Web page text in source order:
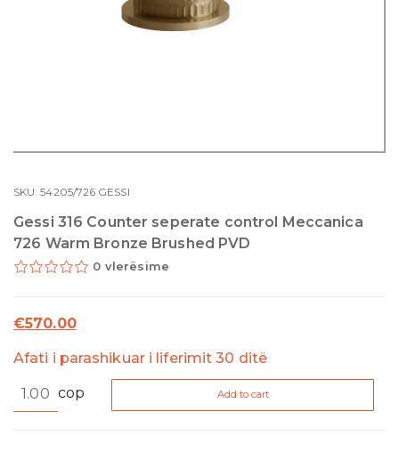
SKU:54205/726 GESSI
Gessi 316 Counter seperate control Meccanica
726 Warm Bronze Brushed PVD
0 vlerësime
€570.00
Afati i parashikuar i liferimit 30 ditë
316
cop Add to cart